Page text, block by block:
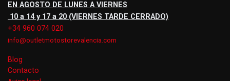
EN AGOSTO DE LUNES A VIERNES
10 a 14 y 17 a 20 (VIERNES TARDE CERRADO)
+34 960 074 020
info@outletmotostorevalencia.com
Blog
Contacto